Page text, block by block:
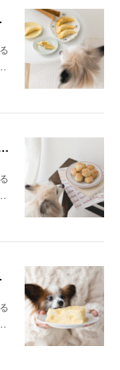
ピ）
チーズパン（手作り犬おやつレシピ）
レシピ）